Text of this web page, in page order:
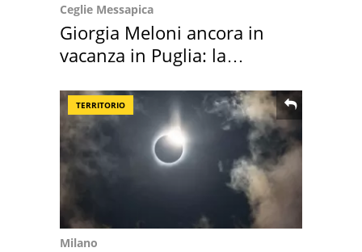
Ceglie Messapica
Giorgia Meloni ancora in
vacanza in Puglia: la
TERRITORIO
Milano